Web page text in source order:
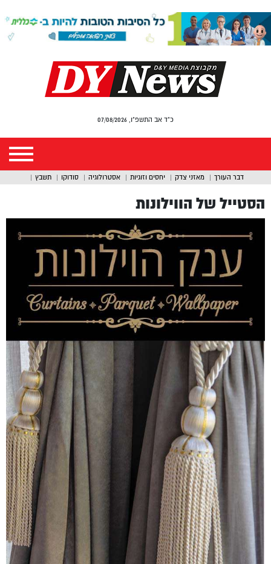
כ"ד אב התשפ"ו, 07/08/2026
דבר העורך מאזני צדק יחסים וזוגיות אסטרולוגיה סודוקו תשבץ
הסטייל של הווילונות